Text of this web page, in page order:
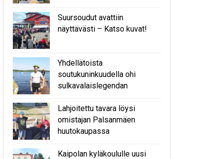
Suursoudut avattiin
näyttävästi – Katso kuvat!
Yhdellätoista
soutukuninkuudella ohi
sulkavalaislegendan
Lahjoitettu tavara löysi
omistajan Palsanmäen
huutokaupassa
Kaipolan kyläkoululle uusi